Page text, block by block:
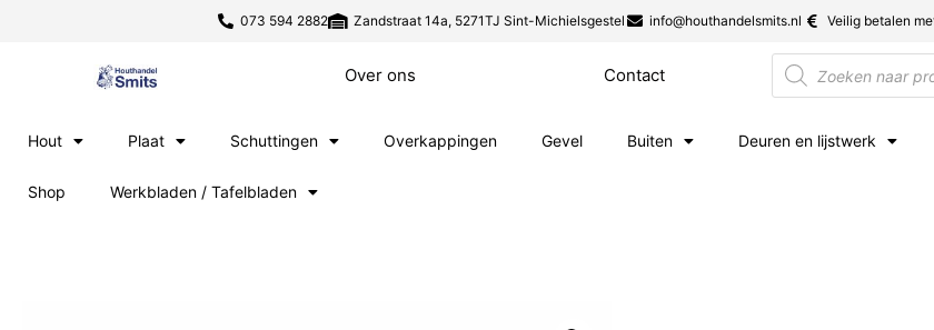
073 594 2882 Zandstraat 14a, 5271TJ Sint-Michielsgestel info@houthandelsmits.nl Veilig betalen
Over ons Contact
Hout Plaat Schuttingen Overkappingen Gevel Buiten Deuren en lijstwerk
Shop Werkbladen / Tafelbladen